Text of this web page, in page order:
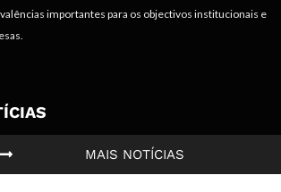
MAIS NOTÍCIAS
importantes para os objectivos institucionais e